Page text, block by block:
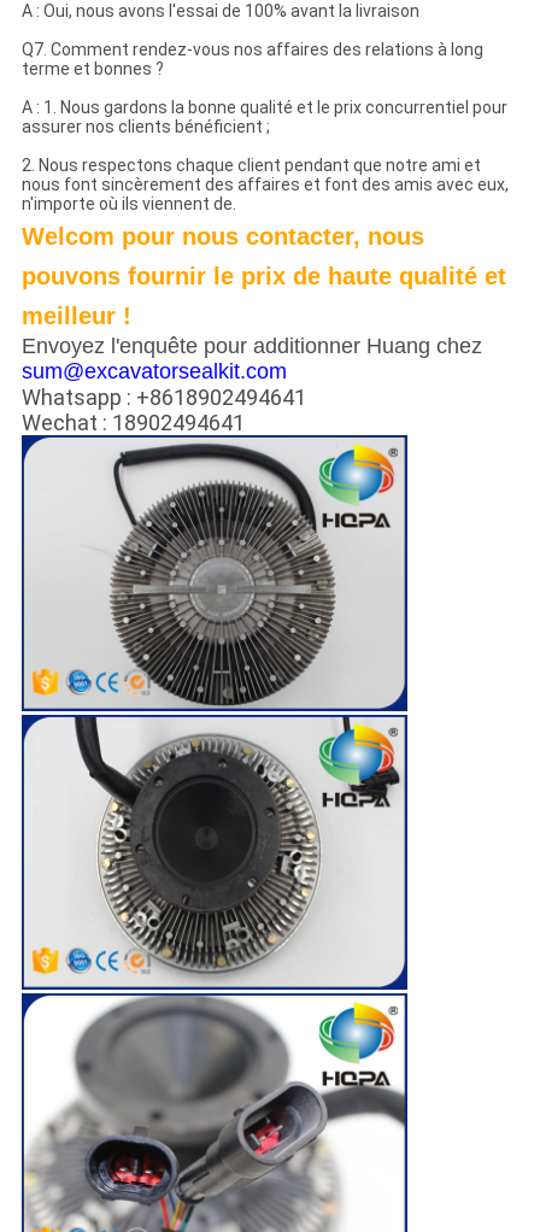
A : Oui, nous avons l'essai de 100% avant la livraison
Q7. Comment rendez-vous nos affaires des relations à long
terme et bonnes ?
A : 1. Nous gardons la bonne qualité et le prix concurrentiel pour
assurer nos clients bénéficient ;
2. Nous respectons chaque client pendant que notre ami et
nous font sincèrement des affaires et font des amis avec eux,
n'importe où ils viennent de.
Welcom pour nous contacter, nous
pouvons fournir le prix de haute qualité et
meilleur !
Envoyez l'enquête pour additionner Huang chez
sum@excavatorsealkit.com
Whatsapp : +8618902494641
Wechat : 18902494641